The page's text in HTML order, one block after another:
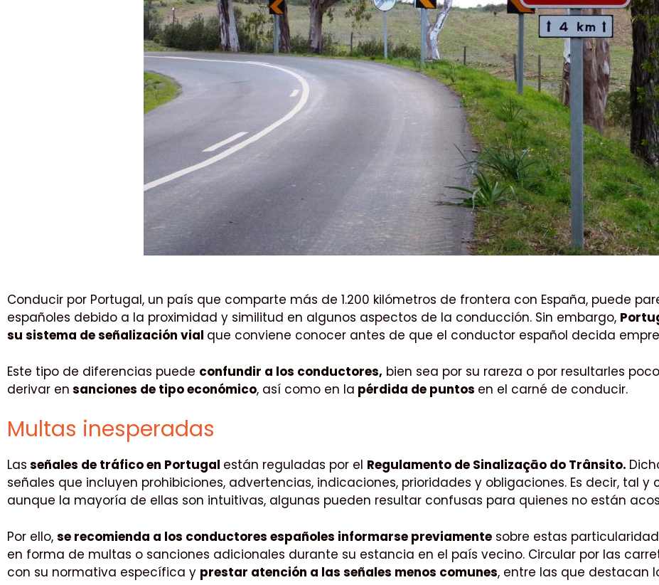
Conducir por Portugal, un país que comparte más de 1.200 kilómetros de frontera con España, puede
españoles debido a la proximidad y similitud en algunos aspectos de la conducción. Sin embargo,
su sistema de señalización vial que conviene conocer antes de que el conductor español decida
Este tipo de diferencias puede confundir a los conductores, bien sea por su rareza o por resultarles
derivar en sanciones de tipo económico, así como en la pérdida de puntos en el carné de conducir.
Multas inesperadas
Las señales de tráfico en Portugal están reguladas por el Regulamento de Sinalizaçāo do Trânsito.
señales que incluyen prohibiciones, advertencias, indicaciones, prioridades y obligaciones. Es decir, tal
aunque la mayoría de ellas son intuitivas, algunas pueden resultar confusas para quienes no están
Por ello, se recomienda a los conductores españoles informarse previamente sobre estas
en forma de multas o sanciones adicionales durante su estancia en el país vecino. Circular por las
con su normativa específica y prestar atención a las señales menos comunes, entre las que destacan